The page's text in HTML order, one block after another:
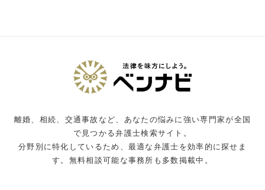
離婚、相続、交通事故など、あなたの悩みに強い専門家が全国
で見つかる弁護士検索サイト。
分野別に特化しているため、最適な弁護士を効率的に探せま
す。無料相談可能な事務所も多数掲載中。